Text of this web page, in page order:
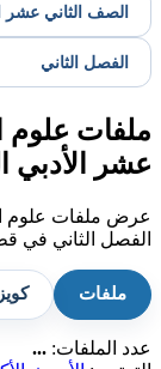
ملفات
عشر الأدبي
عرض ملفات علوم
الفصل الثاني في
ملفات
عدد الملفات: ...